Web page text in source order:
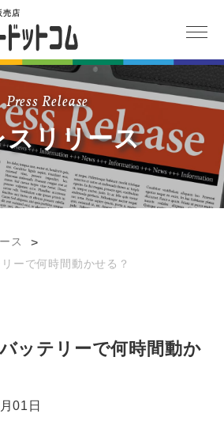
売店
Press Release
スリリース
ス >
ーで何時間動かせる？
ッテリーで何時間動か
01日